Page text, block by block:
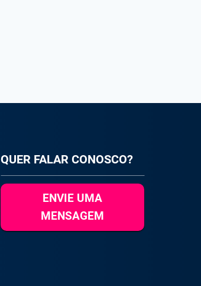
QUER FALAR CONOSCO?
ENVIE UMA
MENSAGEM